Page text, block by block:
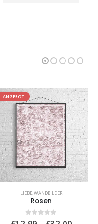
ANGEBOT
LIEBE,WANDBILDER
Rosen
0von 5